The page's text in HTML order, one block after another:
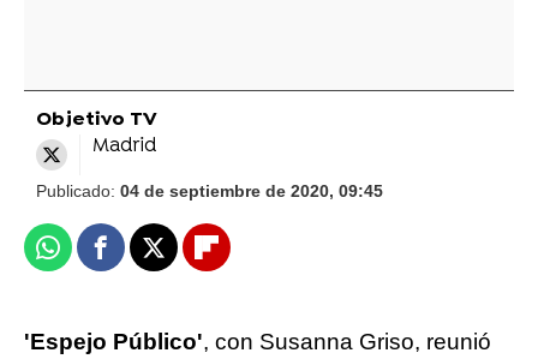
Objetivo TV
Madrid
Publicado: 04 de septiembre de 2020, 09:45
WhatsappFacebook
X Flipboard
'Espejo Público', con Susanna Griso, reunió